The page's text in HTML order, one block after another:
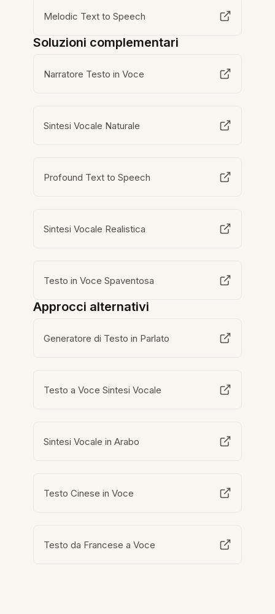
Melodic Text to Speech
Soluzioni complementari
Narratore Testo in Voce
Sintesi Vocale Naturale
Profound Text to Speech
Sintesi Vocale Realistica
Testo in Voce Spaventosa
Approcci alternativi
Generatore di Testo in Parlato
Testo a Voce Sintesi Vocale
Sintesi Vocale in Arabo
Testo Cinese in Voce
Testo da Francese a Voce